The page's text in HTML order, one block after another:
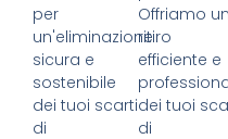
per
un'eliminazione
sicura e
sostenibile
dei tuoi scarti
di
Offriamo un
ritiro
efficiente e
dei tuoi
di